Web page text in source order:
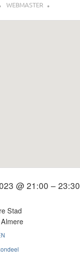
WEBMASTER
@ 21:00 – 23:30
Stad